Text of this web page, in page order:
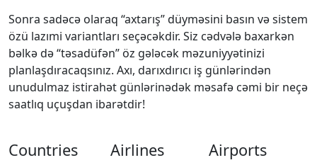
Sonra sadəcə olaraq “axtarış” düyməsini basın və sistem
özü lazımi variantları seçəcəkdir. Siz cədvələ baxarkən
bəlkə də “təsadüfən” öz gələcək məzuniyyətinizi
planlaşdıracaqsınız. Axı, darıxdırıcı iş günlərindən
unudulmaz istirahət günlərinədək məsafə cəmi bir neçə
saatlıq uçuşdan ibarətdir!
Countries Airlines Airports